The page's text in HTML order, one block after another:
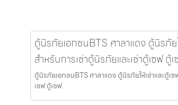
ตู้นิรภัยเอกชนBTS ศาลาแดง ตู้นิรภัย
สำหรับการเช่าตู้นิรภัยและเช่าตู้เซฟ ตู้
ตู้นิรภัยเอกชนBTS ศาลาแดง ตู้นิรภัยให้เช่าและตู้เ
เซฟ ตู้เซฟ.